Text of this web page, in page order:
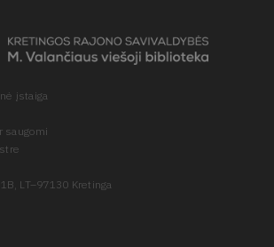
įstaiga
saugomi
LT–97130 Kretinga